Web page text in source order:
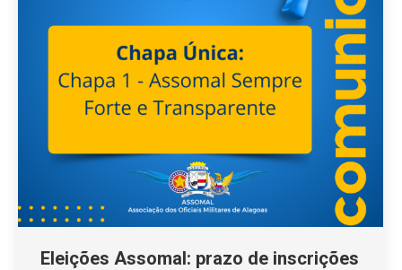
Eleições Assomal: prazo de inscrições